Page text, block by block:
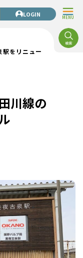
MENU
LOGIN
をリニュー
川線の